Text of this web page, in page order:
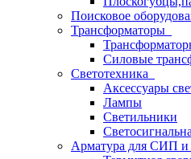
Поисковое
Трансформаторы
Силовые
Светотехника
Аксессуары
Лампы
Светильники
Арматура для СИП